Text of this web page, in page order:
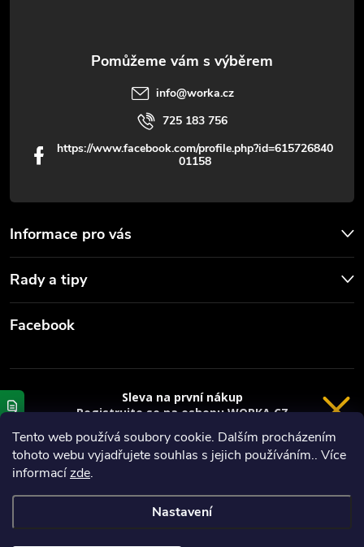
Tento web používá soubory cookie. Dalším procházením
tohoto webu vyjadřujete souhlas s jejich používáním.. Více
informacízde.
Nastavení
Informace pro vás
Rady a tipy
info@worka.cz
725 183 756
https://www.facebook.com/profile.php?id=615726840
01158
Facebook
Vytvořil Shoptet
Copyright 2026
Sleva na první nákup
Registrujte se na eshopu WORKA.CZ
sleva 100 Kč* na nákup je Vaše.
Registrace
Privacy policy
VRÁCENÍ 14 DNÍ